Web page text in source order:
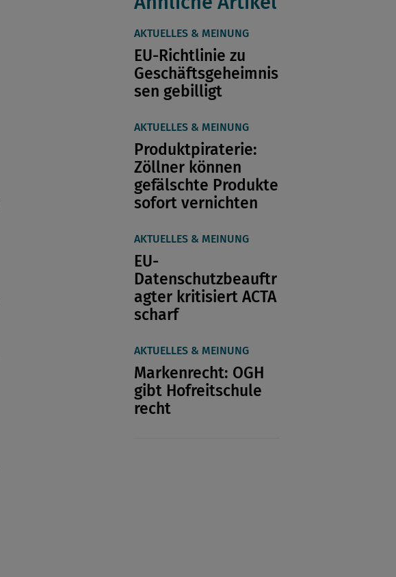
AKTUELLES & MEINUNG
EU-Richtlinie zu
Geschäftsgeheimnis
sen gebilligt
AKTUELLES & MEINUNG
Produktpiraterie:
Zöllner können
gefälschte Produkte
sofort vernichten
AKTUELLES & MEINUNG
EU-
Datenschutzbeauftr
agter kritisiert ACTA
scharf
AKTUELLES & MEINUNG
Markenrecht: OGH
gibt Hofreitschule
recht